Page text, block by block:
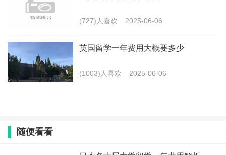
(727)人喜欢 2025-06-06
英国留学一年费用大概要多少
(1003)人喜欢 2025-06-06
随便看看